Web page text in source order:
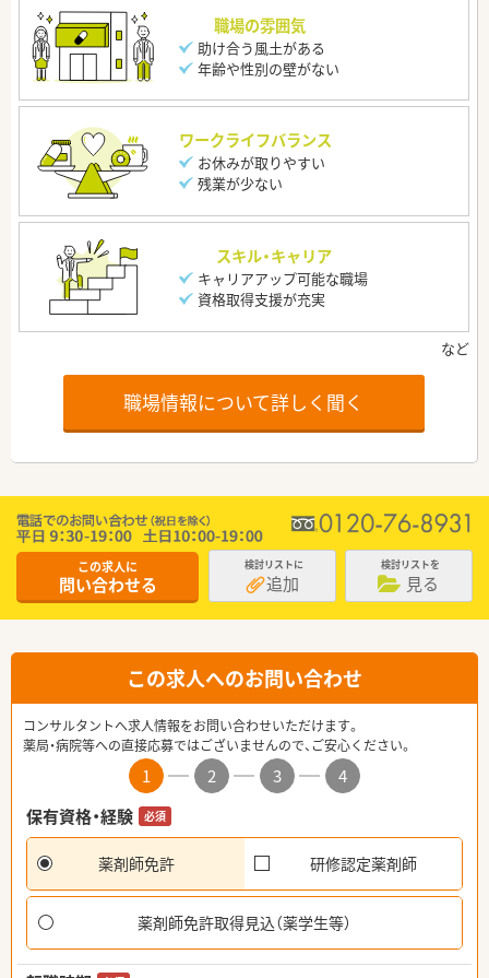
職場の雰囲気
助け合う風土がある
年齢や性別の壁がない
ワークライフバランス
お休みが取りやすい
残業が少ない
スキル・キャリア
キャリアアップ可能な職場
資格取得支援が充実
職場情報について詳しく聞く
この求人に
問い合わせる
検討リストに
追加
検討リストを
見る
この求人へのお問い合わせ
コンサルタントへ求人情報をお問い合わせいただけます。
薬局・病院等への直接応募ではございませんので、ご安心ください。
1 2 3
4
保有資格・経験
必須
薬剤師免許 研修認定薬剤師
薬剤師免許取得見込（薬学生等）